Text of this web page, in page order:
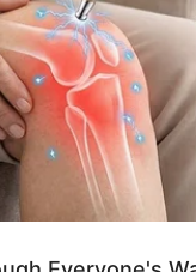
Ngakak, 10 Potret
Murah Pakai